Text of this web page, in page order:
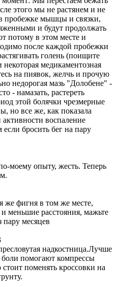
этого мы не растянем и не
пробежке мышцы и связки,
и будут продолжать
потому в этом месте и
после каждой пробежки
голень (поищите
медикаментозная
на пиявок, желчь и прочую
недорогая мазь "Долобене" -
- намазать, растереть
этой болячки чрезмерные
но все же, как показала
воспаление
бросить бег на пару
моему опыту, жесть. Теперь
же фигня в том же месте,
меньшие расстояния, мажьте
пару месяцев
надкостница.Лучше
боли помогают компрессы
поменять кроссовки на